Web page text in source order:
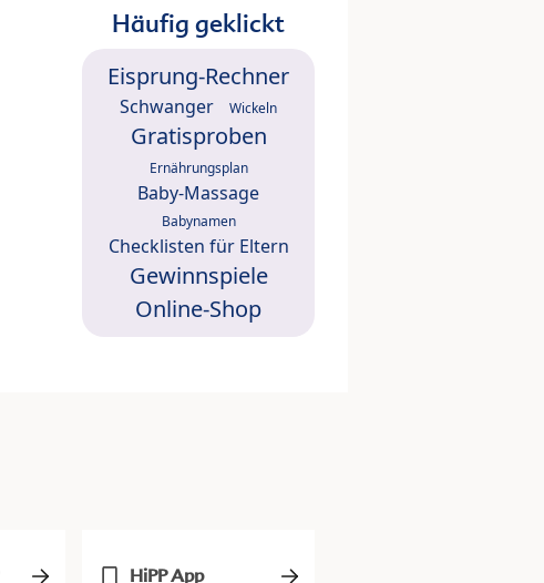
Häufig geklickt
Eisprung-Rechner
Schwanger Wickeln
Gratisproben
Ernährungsplan
Baby-Massage
Babynamen
Checklisten für Eltern
Gewinnspiele
Online-Shop
HiPP App